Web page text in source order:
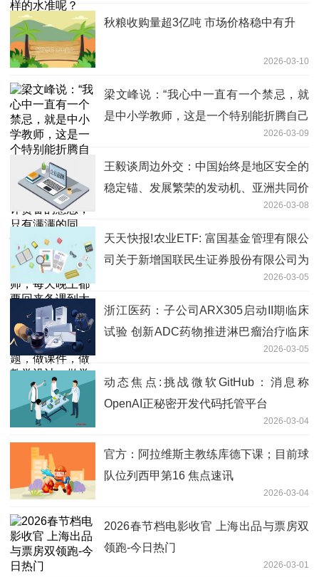
秋粮收购量超3亿吨 市场价格稳中有升
2026-03-10
梁文峰说：“我心中一直有一个禁忌，就
是中小学教师，这是一个特别能折腾自己
的群体，可以称为内耗之王！当然，我没
有批评责备的意思，只有满满的同情，他
们实在太累了！我爸爸就是一个中学教
师，每天晚上都要回来备课到大半夜，查
做课件，做教学设计，做学案，做学生的
作业...
2026-03-09
王毅谈周边外交：中国始终是地区安全的
稳定锚、发展繁荣的发动机、亚洲共同价
2026-03-08
天天快报!农业ETF: 富国基金管理有限公
司关于新增国联民生证券股份有限公司为
部分基金申购赎回代理券商的公告2026-03-05
浙江医药：子公司ARX305启动II期临床
试验 创新ADC药物推进淋巴瘤治疗临床
2026-03-05
动态焦点:挑战微软GitHub：消息称
OpenAI正秘密开发代码托管平台
2026-03-04
官方：阿拉维斯主教练库德下课；目前球
队位列西甲第16 焦点速讯
2026-03-04
2026春节档电影收官 上海出品与票房双
领跑-今日热门
2026-03-01